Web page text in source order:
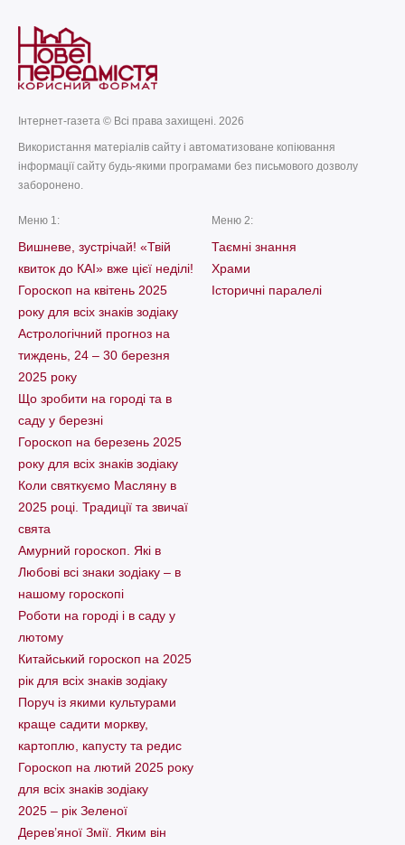
Інтернет-газета © Всі права захищені. 2026
Використання матеріалів сайту і автоматизоване копіювання
інформації сайту будь-якими програмами без письмового дозволу
заборонено.
Меню 1:
Вишневе, зустрічай! «Твій
квиток до КАІ» вже цієї неділі!
Гороскоп на квітень 2025
року для всіх знаків зодіаку
Астрологічний прогноз на
тиждень, 24 – 30 березня
2025 року
Що зробити на городі та в
саду у березні
Гороскоп на березень 2025
року для всіх знаків зодіаку
Коли святкуємо Масляну в
2025 році. Традиції та звичаї
свята
Амурний гороскоп. Які в
Любові всі знаки зодіаку – в
нашому гороскопі
Pоботи на городі і в саду у
лютому
Китайський гороскоп на 2025
рік для всіх знаків зодіаку
Поруч із якими культурами
краще садити моркву,
картоплю, капусту та редис
Гороскоп на лютий 2025 року
для всіх знаків зодіаку
2025 – рік Зеленої
Дерев’яної Змії. Яким він
Меню 2:
Таємні знання
Храми
Історичні паралелі